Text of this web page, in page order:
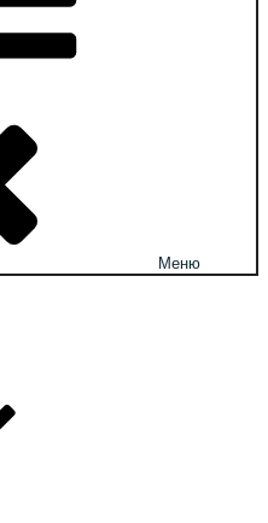
Меню